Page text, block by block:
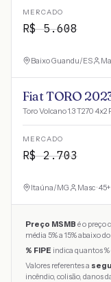
MERCADO
R$5.608
Baixo Guandu/ES
Fiat TORO
Toro Volcano 1.3 T270 4x2
MERCADO
R$2.703
Itaúna/MG Masc · 45+
Preço MSMB é o preço
média 5% a 15% abaixo
% FIPE indica quantos %
Valores referentes a
incêndio, colisão, danos